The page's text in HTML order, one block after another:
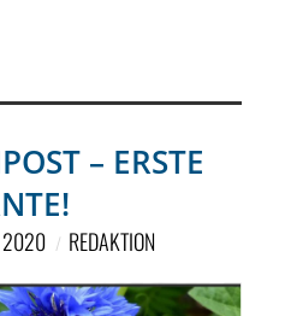
– ERSTE
2020 REDAKTION